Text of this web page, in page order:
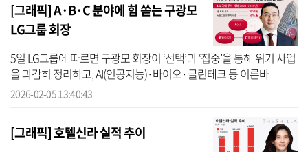
[그래픽] A·B·C 분야에 힘 쏟는 구광모
LG그룹 회장
5일 LG그룹에 따르면 구광모 회장이 ‘선택’과 ‘집중’을 통해 위기 사업
을 과감히 정리하고, AI(인공지능)·바이오·클린테크 등 이른바
‘A·B·C’ 분야에 공격적인 투자를 단행하고 있다. 최근 국가대표 AI 파
2026-02-05 13:40:43
[그래픽] 호텔신라 실적 추이